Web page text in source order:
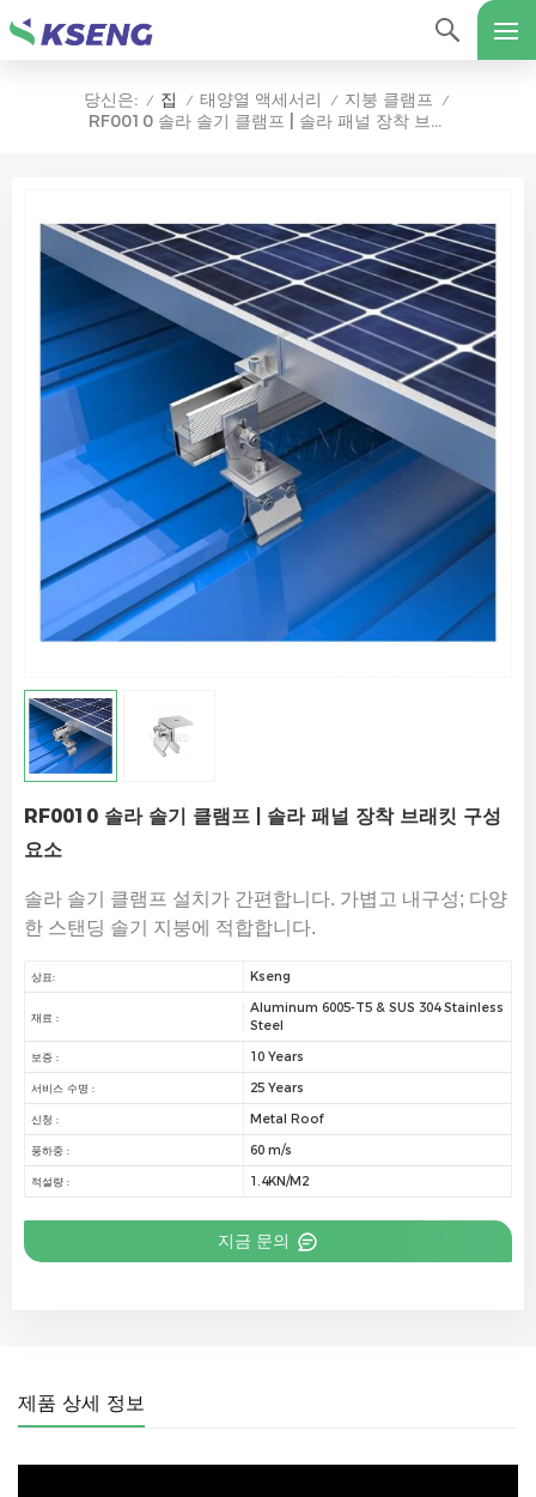
당신은: / 집 / 태양열 액세서리 / 지붕 클램프 /
RF0010 솔라 솔기 클램프 | 솔라 패널 장착 브래킷 구성 요소
RF0010 솔라 솔기 클램프 | 솔라 패널 장착 브래킷 구성
요소
솔라 솔기 클램프 설치가 간편합니다. 가볍고 내구성; 다양
한 스탠딩 솔기 지붕에 적합합니다.
상표: Kseng
재료 :
Aluminum 6005-T5 & SUS 304 Stainless
Steel
보증 : 10 Years
서비스 수명 : 25 Years
신청 : Metal Roof
풍하중 : 60 m/s
적설량 : 1.4KN/M2
지금 문의
제품 상세 정보